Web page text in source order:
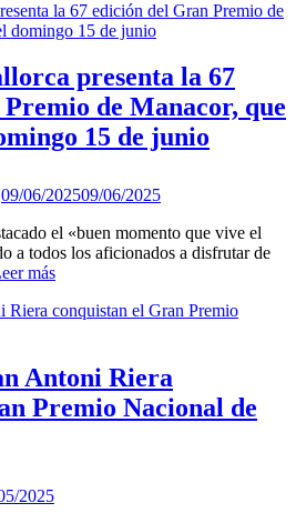
presenta la 67
de Manacor, que
15 de junio
09/06/202509/06/2025
el «buen momento que vive el
a todos los aficionados a disfrutar de
más
Antoni Riera
Premio Nacional de
2025